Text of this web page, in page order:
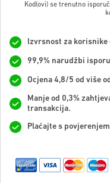
Kod(ovi) se trenutno
Izvrsnost za korisnike
99,9% narudžbi
Ocjena 4,8/5 od više
Manje od 0,3%
transakcija.
Plaćajte s